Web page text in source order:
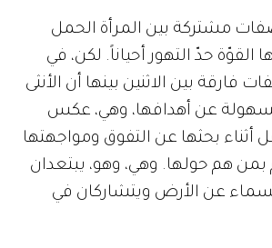
مشتركة بين المرأة الحمل
القوّة حدّ التهور أحياناً. لكن، في
فارقة بين الاثنين بينها أن الأنثى
عن أهدافها، وهي، عكس
أثناء بحثها عن التفوق ومواجهتها
بمن هم حولها. وهي، وهو، يبتعدان
عن الأرض ويتشاركان في